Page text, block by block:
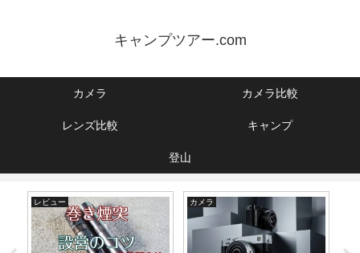
キャンプツアー.com
カメラ カメラ比較
レンズ比較 キャンプ
登山
レビュー カメラ